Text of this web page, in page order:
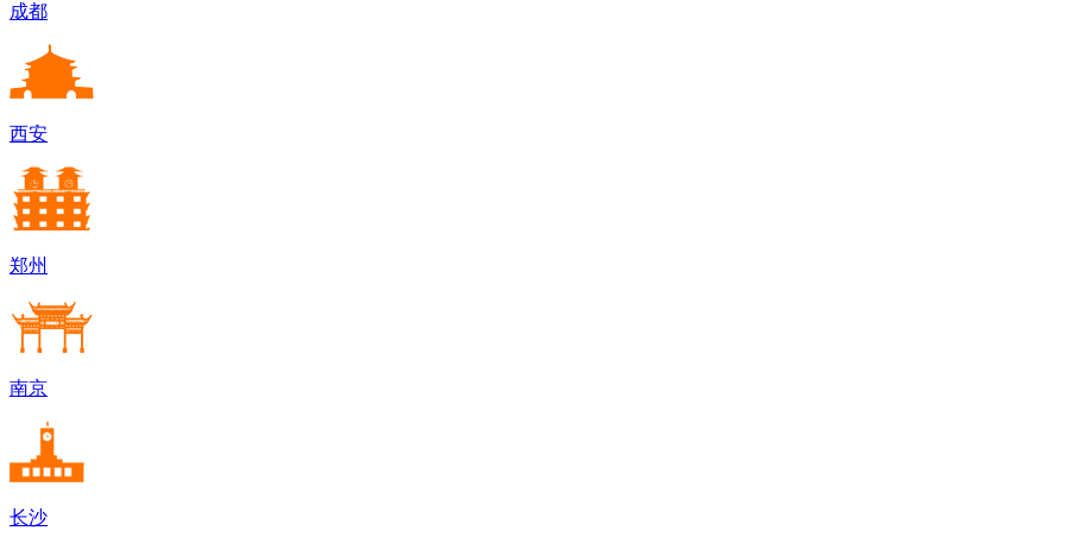
成都
西安
郑州
南京
长沙